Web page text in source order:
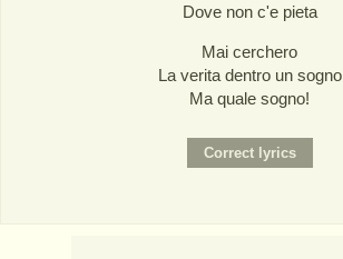
Dove non c'e pieta
Mai cerchero
La verita dentro un sogno
Ma quale sogno!